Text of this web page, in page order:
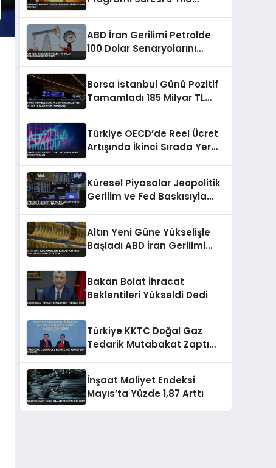
ABD İran Gerilimi Petrolde
100 Dolar Senaryolarını
Borsa İstanbul Günü Pozitif
Tamamladı 185 Milyar TL
Türkiye OECD’de Reel Ücret
Artışında İkinci Sırada Yer
Küresel Piyasalar Jeopolitik
Gerilim ve Fed Baskısıyla
Altın Yeni Güne Yükselişle
Başladı ABD İran Gerilimi
Bakan Bolat İhracat
Beklentileri Yükseldi Dedi
Türkiye KKTC Doğal Gaz
Tedarik Mutabakat Zaptı
İnşaat Maliyet Endeksi
Mayıs’ta Yüzde 1,87 Arttı